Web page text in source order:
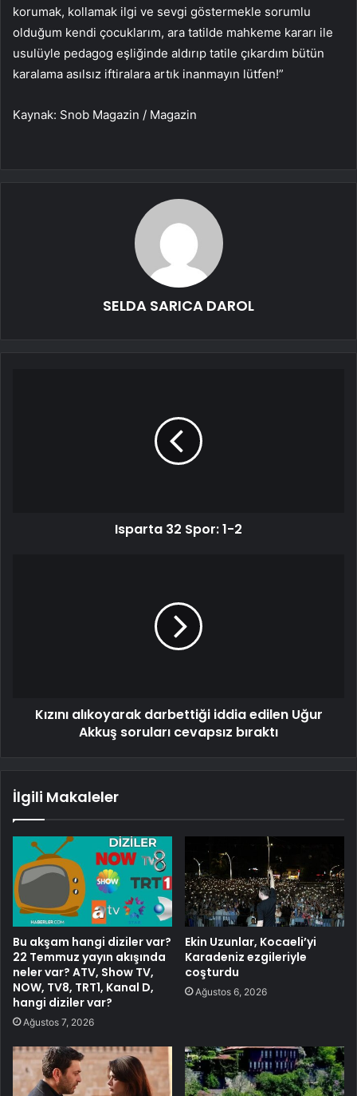
korumak, kollamak ilgi ve sevgi göstermekle sorumlu
olduğum kendi çocuklarım, ara tatilde mahkeme kararı ile
usulüyle pedagog eşliğinde aldırıp tatile çıkardım bütün
karalama asılsız iftiralara artık inanmayın lütfen!”
Kaynak: Snob Magazin / Magazin
SELDA SARICA DAROL
Isparta 32 Spor: 1-2
Kızını alıkoyarak darbettiği iddia edilen Uğur
Akkuş soruları cevapsız bıraktı
İlgili Makaleler
Bu akşam hangi diziler var?
22 Temmuz yayın akışında
neler var? ATV, Show TV,
NOW, TV8, TRT1, Kanal D,
hangi diziler var?
Ağustos 7, 2026
Ekin Uzunlar, Kocaeli’yi
Karadeniz ezgileriyle
coşturdu
Ağustos 6, 2026